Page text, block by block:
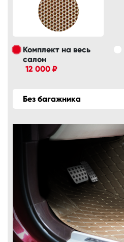
Комплект на весь
салон
12 000 ₽
Без багажника